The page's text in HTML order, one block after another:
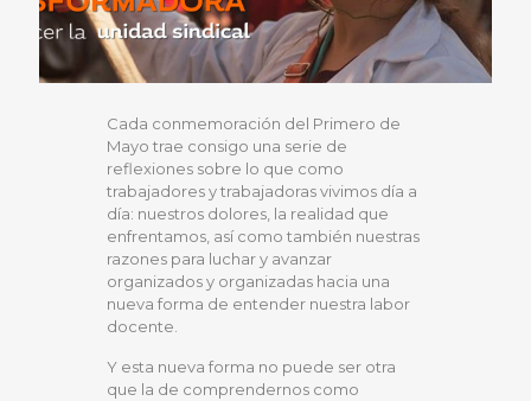
Cada conmemoración del Primero de
Mayo trae consigo una serie de
reflexiones sobre lo que como
trabajadores y trabajadoras vivimos día a
día: nuestros dolores, la realidad que
enfrentamos, así como también nuestras
razones para luchar y avanzar
organizados y organizadas hacia una
nueva forma de entender nuestra labor
docente.
Y esta nueva forma no puede ser otra
que la de comprendernos como